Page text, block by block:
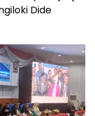
Dide